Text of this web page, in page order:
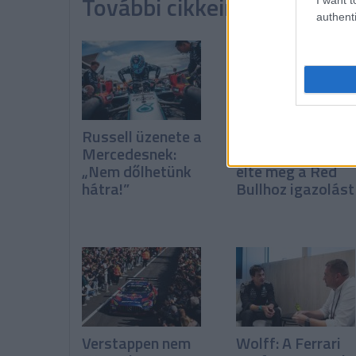
Russell üzenete a
Mercedesnek:
„Nem dőlhetünk
hátra!”
élte meg a Red
Bullhoz igazolást
Verstappen nem Wolff: A Ferrari